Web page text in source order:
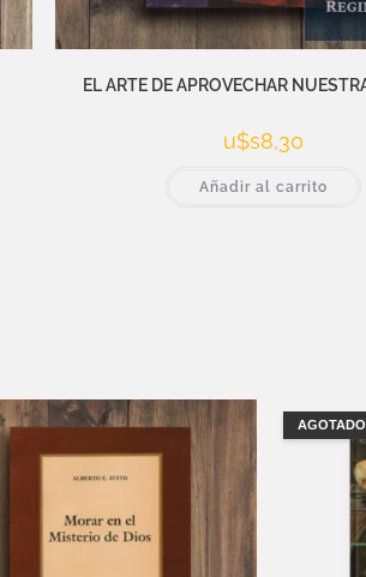
EL ARTE DE APROVECHAR
u$s8,30
Añadir al carrito
AGOTADO